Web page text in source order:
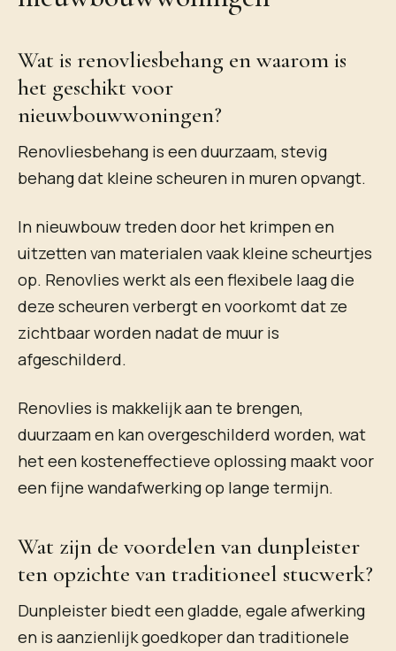
Wat is renovliesbehang en waarom is
het geschikt voor
nieuwbouwwoningen?
Renovliesbehang is een duurzaam, stevig
behang dat kleine scheuren in muren opvangt.
In nieuwbouw treden door het krimpen en
uitzetten van materialen vaak kleine scheurtjes
op. Renovlies werkt als een flexibele laag die
deze scheuren verbergt en voorkomt dat ze
zichtbaar worden nadat de muur is
afgeschilderd.
Renovlies is makkelijk aan te brengen,
duurzaam en kan overgeschilderd worden, wat
het een kosteneffectieve oplossing maakt voor
een fijne wandafwerking op lange termijn.
Wat zijn de voordelen van dunpleister
ten opzichte van traditioneel stucwerk?
Dunpleister biedt een gladde, egale afwerking
en is aanzienlijk goedkoper dan traditionele